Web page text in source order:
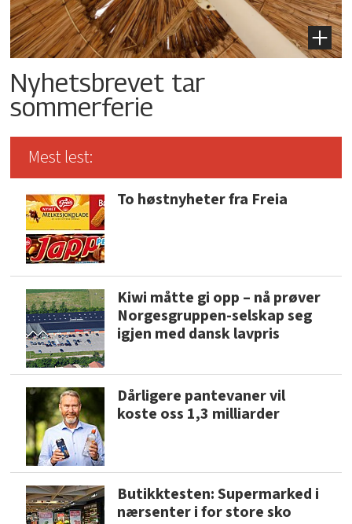
Nyhetsbrevet tar
sommerferie
Mest lest:
To høstnyheter fra Freia
Kiwi måtte gi opp – nå prøver
Norgesgruppen-selskap seg
igjen med dansk lavpris
Dårligere pantevaner vil
koste oss 1,3 milliarder
Butikktesten: Supermarked i
nærsenter i for store sko